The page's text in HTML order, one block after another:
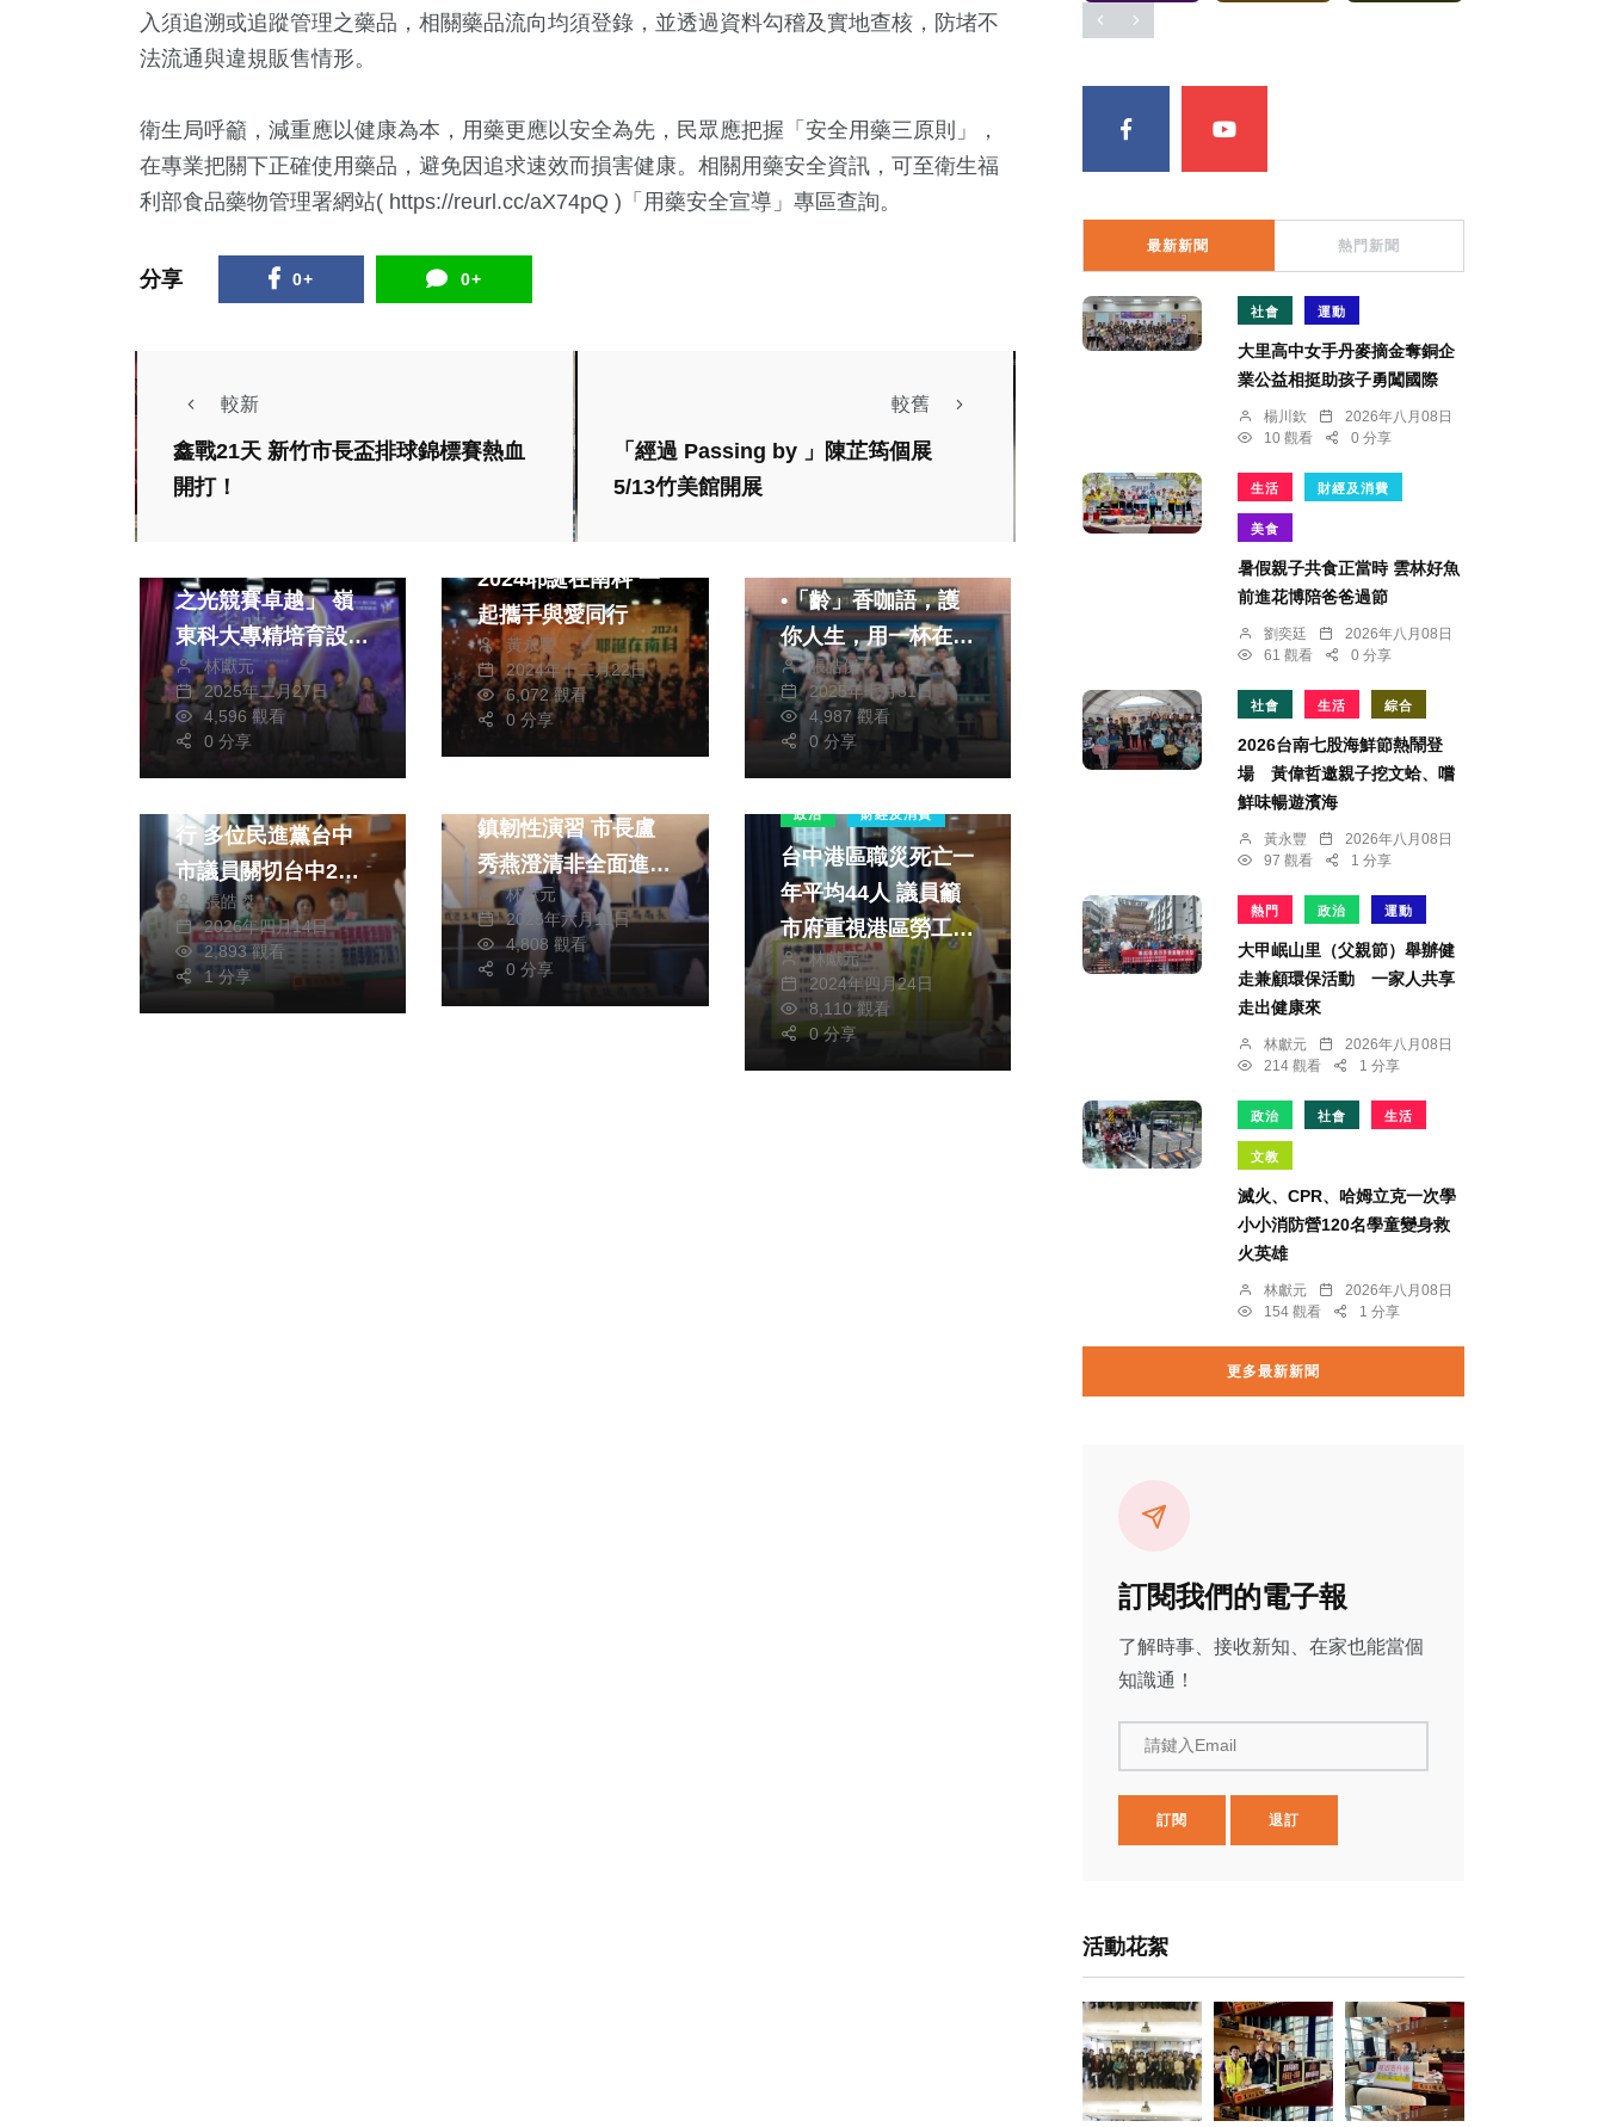
入須追溯或追蹤管理之藥品，相關藥品流向均須登錄，並透過資料勾稽及實地查核，防堵不
法流通與違規販售情形。
衛生局呼籲，減重應以健康為本，用藥更應以安全為先，民眾應把握「安全用藥三原則」，
在專業把關下正確使用藥品，避免因追求速效而損害健康。相關用藥安全資訊，可至衛生福
利部食品藥物管理署網站( https://reurl.cc/aX74pQ )「用藥安全宣導」專區查詢。
分享 0+ 0+
較新
鑫戰21天 新竹市長盃排球錦標賽熱血
開打！
較舊
「經過 Passing by 」陳芷筠個展
5/13竹美館開展
之光競賽卓越」 嶺
東科大專精培育設計
與時尚新銳人才
林獻元
2025年二月27日
4,596 觀看
0 分享
生活
2024耶誕在南科 一
起攜手與愛同行
黃永豐
2024年十二月22日
6,072 觀看
0 分享
•「齡」香咖語，護
你人生，用一杯在地
咖啡串起青銀情誼
張皓傑
2025年七月31日
4,987 觀看
0 分享
政治 生活
健康及醫療
行 多位民進黨台中
市議員關切台中27
萬犬貓寵物有藥可用
張皓傑
2026年四月14日
2,893 觀看
1 分享
鎮韌性演習 市長盧
秀燕澄清非全面進入
地下避難處所 循往
例就近避難
林獻元
2025年六月11日
4,808 觀看
0 分享
政治 財經及消費
台中港區職災死亡一
年平均44人 議員籲
市府重視港區勞工職
場安全
林獻元
2024年四月24日
8,110 觀看
0 分享
最新新聞 熱門新聞
社會 運動
大里高中女手丹麥摘金奪銅企
業公益相挺助孩子勇闖國際
楊川欽
2026年八月08日
10 觀看
0 分享
生活 財經及消費
美食
暑假親子共食正當時 雲林好魚
前進花博陪爸爸過節
劉奕廷
2026年八月08日
61 觀看
0 分享
社會 生活 綜合
2026台南七股海鮮節熱鬧登
場 黃偉哲邀親子挖文蛤、嚐
鮮味暢遊濱海
黃永豐
2026年八月08日
97 觀看
1 分享
熱門 政治 運動
大甲岷山里（父親節）舉辦健
走兼顧環保活動 一家人共享
走出健康來
林獻元
2026年八月08日
214 觀看
1 分享
政治 社會 生活
文教
滅火、CPR、哈姆立克一次學
小小消防營120名學童變身救
火英雄
林獻元
2026年八月08日
154 觀看
1 分享
更多最新新聞
訂閱我們的電子報
了解時事、接收新知、在家也能當個
知識通！
請鍵入Email
訂閱 退訂
活動花絮